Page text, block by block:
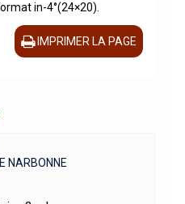
in-4°(24×20).
IMPRIMER LA PAGE
NARBONNE